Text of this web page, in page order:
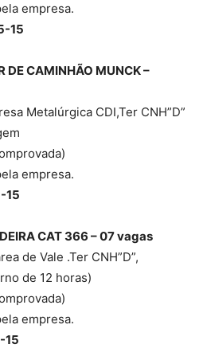
empresa.
15
DE CAMINHÃO MUNCK –
Metalúrgica CDI,Ter CNH”D”
empresa.
15
CAT 366 – 07 vagas
de Vale .Ter CNH”D”,
de 12 horas)
empresa.
15